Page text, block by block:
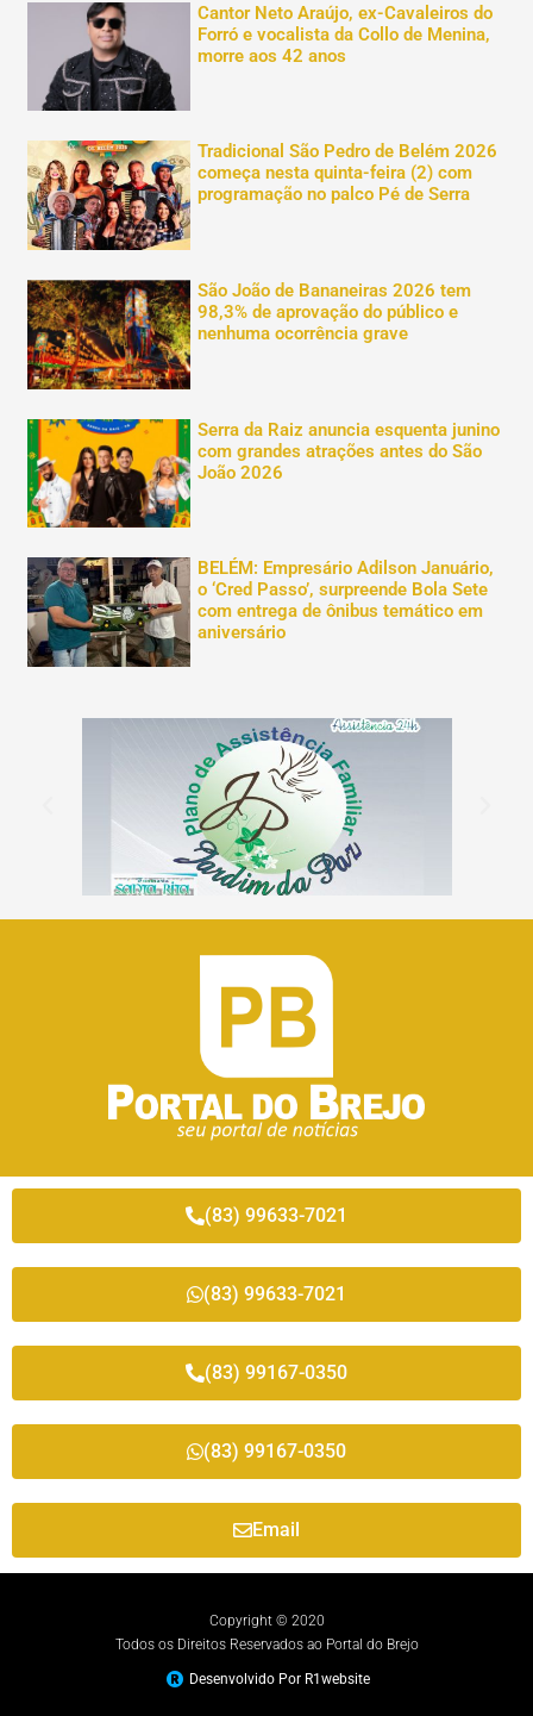
Cantor Neto Araújo, ex-Cavaleiros do
Forró e vocalista da Collo de Menina,
morre aos 42 anos
Tradicional São Pedro de Belém 2026
começa nesta quinta-feira (2) com
programação no palco Pé de Serra
São João de Bananeiras 2026 tem
98,3% de aprovação do público e
nenhuma ocorrência grave
Serra da Raiz anuncia esquenta junino
com grandes atrações antes do São
João 2026
BELÉM: Empresário Adilson Januário,
o ‘Cred Passo’, surpreende Bola Sete
com entrega de ônibus temático em
aniversário
(83) 99633-7021
(83) 99633-7021
(83) 99167-0350
(83) 99167-0350
Email
Copyright © 2020
Todos os Direitos Reservados ao Portal do Brejo
Desenvolvido Por R1website